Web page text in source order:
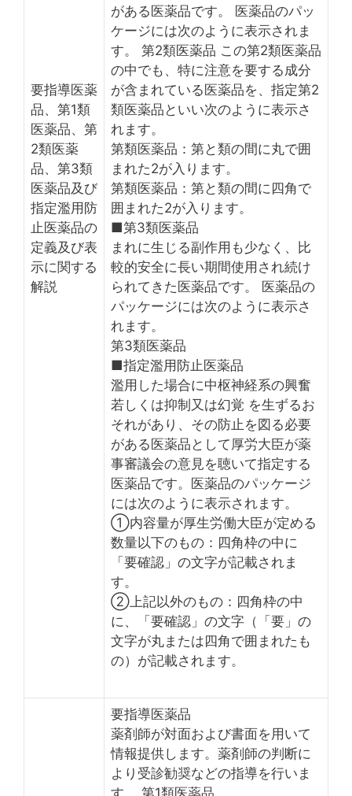
要指導医薬
品、第1類
医薬品、第
2類医薬
品、第3類
医薬品及び
指定濫用防
止医薬品の
定義及び表
示に関する
解説
がある医薬品です。 医薬品のパッ
ケージには次のように表示されま
す。 第2類医薬品 この第2類医薬品
の中でも、特に注意を要する成分
が含まれている医薬品を、指定第2
類医薬品といい次のように表示さ
れます。
第類医薬品：第と類の間に丸で囲
まれた2が入ります。
第類医薬品：第と類の間に四角で
囲まれた2が入ります。
■第3類医薬品
まれに生じる副作用も少なく、比
較的安全に長い期間使用され続け
られてきた医薬品です。 医薬品の
パッケージには次のように表示さ
れます。
第3類医薬品
■指定濫用防止医薬品
濫用した場合に中枢神経系の興奮
若しくは抑制又は幻覚 を生ずるお
それがあり、その防止を図る必要
がある医薬品として厚労大臣が薬
事審議会の意見を聴いて指定する
医薬品です。医薬品のパッケージ
には次のように表示されます。
①内容量が厚生労働大臣が定める
数量以下のもの：四角枠の中に
「要確認」の文字が記載されま
す。
②上記以外のもの：四角枠の中
に、「要確認」の文字（「要」の
文字が丸または四角で囲まれたも
の）が記載されます。
要指導医薬品
薬剤師が対面および書面を用いて
情報提供します。薬剤師の判断に
より受診勧奨などの指導を行いま
す。 第1類医薬品